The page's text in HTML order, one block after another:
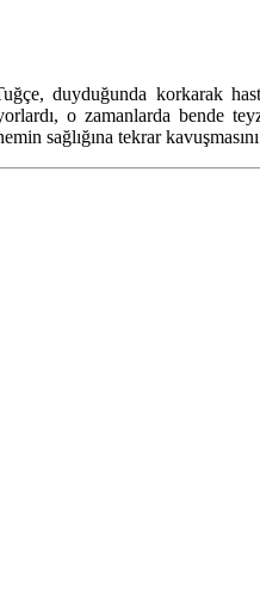
duyduğunda korkarak
o zamanlarda bende
sağlığına tekrar